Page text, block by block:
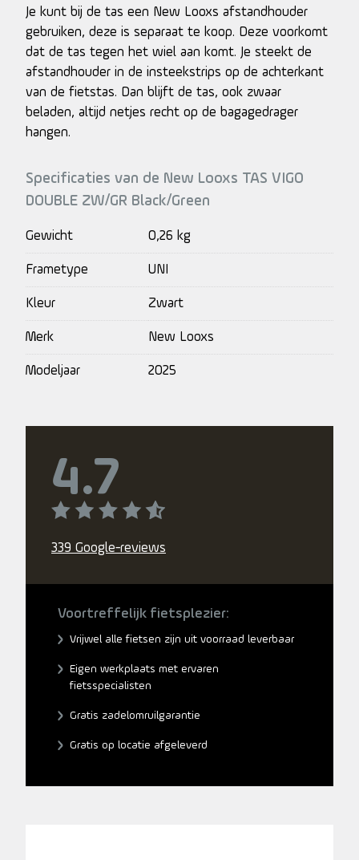
Je kunt bij de tas een New Looxs afstandhouder
gebruiken, deze is separaat te koop. Deze voorkomt
dat de tas tegen het wiel aan komt. Je steekt de
afstandhouder in de insteekstrips op de achterkant
van de fietstas. Dan blijft de tas, ook zwaar
beladen, altijd netjes recht op de bagagedrager
hangen.
Specificaties van de New Looxs TAS VIGO
DOUBLE ZW/GR Black/Green
Gewicht 0,26 kg
Frametype UNI
Kleur Zwart
Merk New Looxs
Modeljaar 2025
4.7
339 Google-reviews
Voortreffelijk fietsplezier:
Vrijwel alle fietsen zijn uit voorraad leverbaar
Eigen werkplaats met ervaren
fietsspecialisten
Gratis zadelomruilgarantie
Gratis op locatie afgeleverd